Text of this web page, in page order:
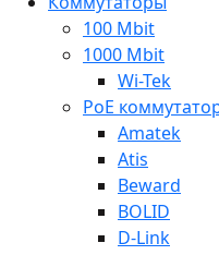
100 Mbit
1000 Mbit
Wi-Tek
PoE
Amatek
Atis
Beward
BOLID
D-Link